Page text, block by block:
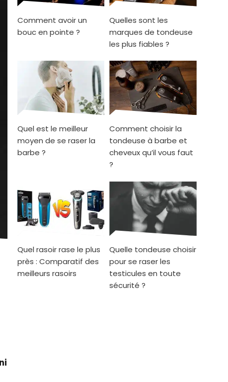
Comment avoir un
bouc en pointe ?
Quelles sont les
marques de tondeuse
les plus fiables ?
Quel est le meilleur
moyen de se raser la
barbe ?
Comment choisir la
tondeuse à barbe et
cheveux qu’il vous faut
?
Quel rasoir rase le plus
près : Comparatif des
meilleurs rasoirs
Quelle tondeuse choisir
pour se raser les
testicules en toute
sécurité ?